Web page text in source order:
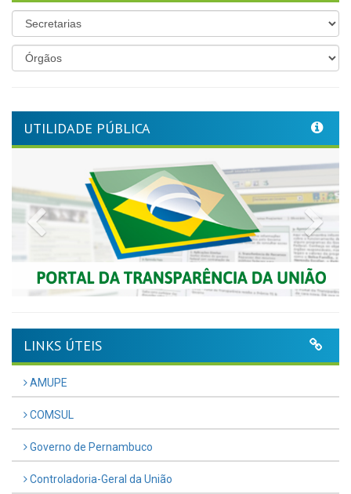
UTILIDADE PÚBLICA
Previous
LINKS ÚTEIS
AMUPE
COMSUL
Governo de Pernambuco
Controladoria-Geral da União